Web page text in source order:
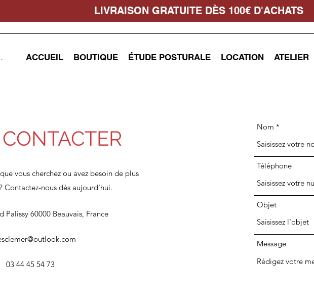
LIVRAISON GRATUITE DÈS 100€ D'ACHATS
ACCUEIL BOUTIQUE ÉTUDE POSTURALE LOCATION ATELIER
vous cherchez ou avez besoin de plus
Contactez-nous dès aujourd'hui.
Palissy 60000 Beauvais, France
03 44 45 54 73
Nom
Téléphone
Objet
Message